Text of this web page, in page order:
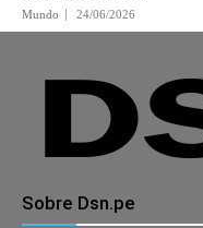
Mundo 24/06/2026
Sobre Dsn.pe